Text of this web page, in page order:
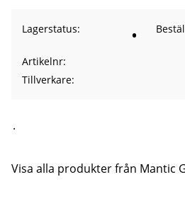
Lagerstatus
Artikelnr
Tillverkare
.
Visa alla produkter från Mantic